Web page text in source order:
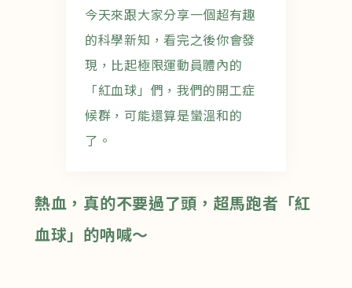
今天來跟大家分享一個超有趣
的科學新知，看完之後你會發
現，比起極限運動員體內的
「紅血球」們，我們的開工症
候群，可能還算是蠻溫和的
了。
熱血，真的不要過了頭，超馬跑者「紅
血球」的吶喊～